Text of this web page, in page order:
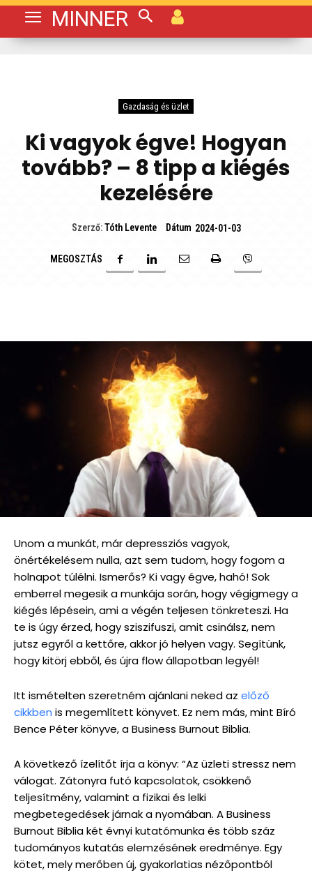
MINNER
Gazdaság és üzlet
Ki vagyok égve! Hogyan
tovább? – 8 tipp a kiégés
kezelésére
Szerző: Tóth Levente Dátum 2024-01-03
MEGOSZTÁS
Unom a munkát, már depressziós vagyok,
önértékelésem nulla, azt sem tudom, hogy fogom a
holnapot túlélni. Ismerős? Ki vagy égve, hahó! Sok
emberrel megesik a munkája során, hogy végigmegy a
kiégés lépésein, ami a végén teljesen tönkreteszi. Ha
te is úgy érzed, hogy sziszifuszi, amit csinálsz, nem
jutsz egyről a kettőre, akkor jó helyen vagy. Segítünk,
hogy kitörj ebből, és újra flow állapotban legyél!
Itt ismételten szeretném ajánlani neked az előző
cikkben is megemlített könyvet. Ez nem más, mint Bíró
Bence Péter könyve, a Business Burnout Biblia.
A következő ízelítőt írja a könyv: “Az üzleti stressz nem
válogat. Zátonyra futó kapcsolatok, csökkenő
teljesítmény, valamint a fizikai és lelki
megbetegedések járnak a nyomában. A Business
Burnout Biblia két évnyi kutatómunka és több száz
tudományos kutatás elemzésének eredménye. Egy
kötet, mely merőben új, gyakorlatias nézőpontból